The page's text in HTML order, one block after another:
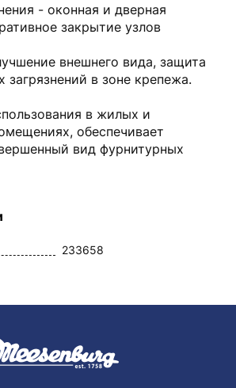
- оконная и дверная
закрытие узлов
внешнего вида, защита
загрязнений в зоне крепежа.
в жилых и
обеспечивает
вид фурнитурных
233658